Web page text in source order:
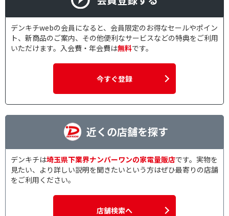
デンキチwebの会員になると、会員限定のお得なセールやポイン
ト、新商品のご案内、その他便利なサービスなどの特典をご利用
いただけます。入会費・年会費は無料です。
今すぐ登録
近くの店舗を探す
デンキチは埼玉県下業界ナンバーワンの家電量販店です。実物を
見たい、より詳しい説明を聞きたいという方はぜひ最寄りの店舗
をご利用ください。
店舗検索へ